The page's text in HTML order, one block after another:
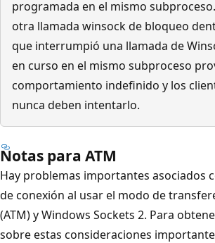
programada en el mismo
otra llamada winsock de bloqueo
que interrumpió una llamada de
en curso en el mismo subproceso
comportamiento indefinido y los
nunca deben intentarlo.
Notas para ATM
Hay problemas importantes asociados
de conexión al usar el modo de
(ATM) y Windows Sockets 2. Para
sobre estas consideraciones